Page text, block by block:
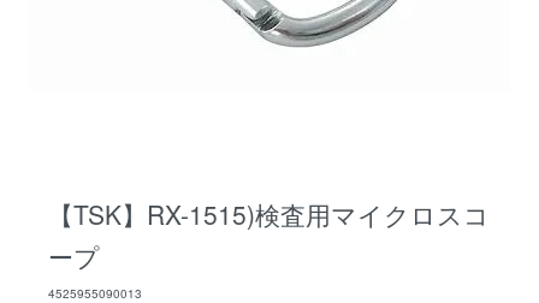
【TSK】RX-1515)検査用マイクロスコ
ープ
4525955090013